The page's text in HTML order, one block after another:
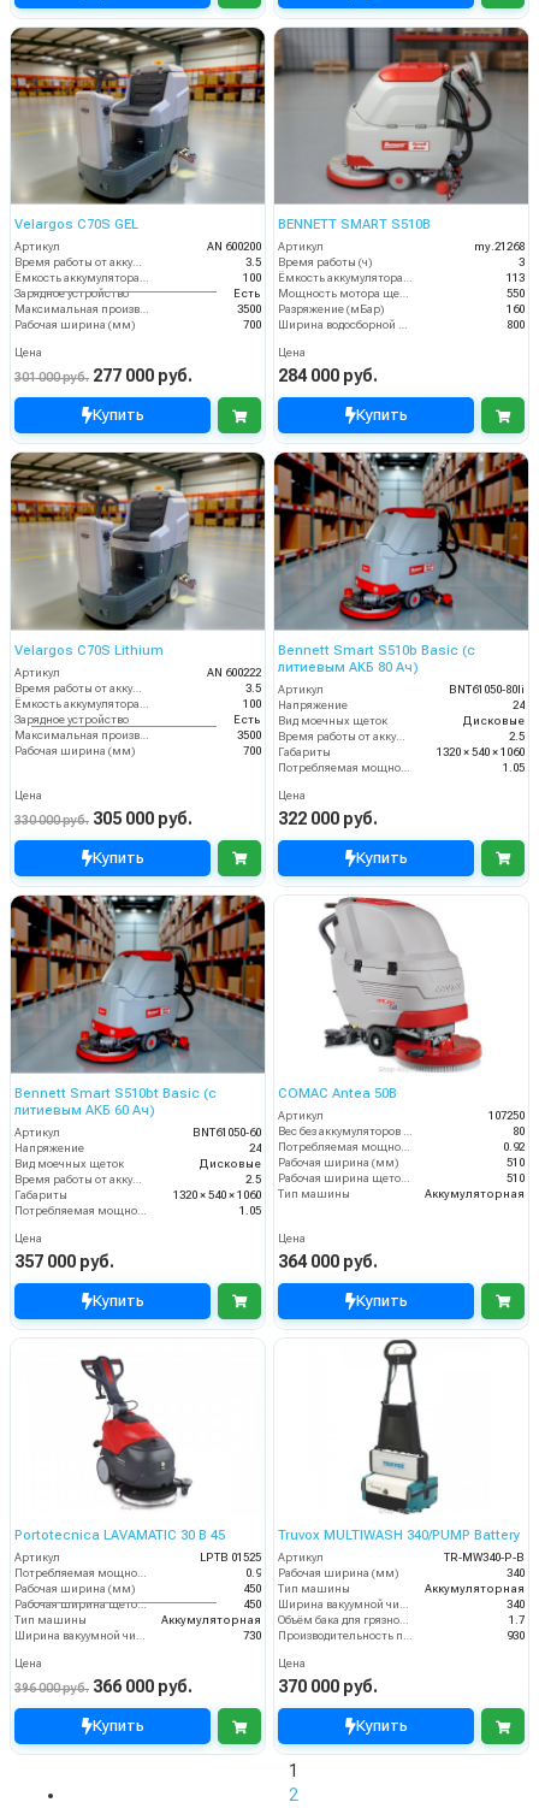
Velargos C70S GEL
Артикул
AN 600200
Время работы от аккумуляторов (ч)
3.5
Ёмкость аккумулятора (Ач)
100
Зарядное устройство
Есть
Максимальная производительность (кв.м/час)
3500
Рабочая ширина (мм)
700
Цена
301 000 руб. 277 000 руб.
Купить
BENNETT SMART S510B
Артикул
my.21268
Время работы (ч)
3
Ёмкость аккумулятора (Ач)
113
Мощность мотора щеток
550
Разряжение (мБар)
160
Ширина водосборной рейки
800
Цена
284 000 руб.
Купить
Velargos C70S Lithium
Артикул
AN 600222
Время работы от аккумуляторов (ч)
3.5
100
Зарядное устройство
Есть
3500
Рабочая ширина (мм)
700
Цена
330 000 руб. 305 000 руб.
Купить
Bennett Smart S510b Basic (с
литиевым АКБ 80 Ач)
Артикул
BNT61050-80li
Напряжение
24
Вид моечных щеток
Дисковые
Время работы от аккумуляторов (ч)
2.5
Габариты
1320 × 540 × 1060
1.05
Цена
322 000 руб.
Купить
Bennett Smart S510bt Basic (с
литиевым АКБ 60 Ач)
Артикул
BNT61050-60
Напряжение
24
Вид моечных щеток
Дисковые
Время работы от аккумуляторов (ч)
2.5
Габариты
1320 × 540 × 1060
1.05
Цена
357 000 руб.
Купить
COMAC Antea 50B
Артикул
107250
80
0.92
Рабочая ширина (мм)
510
510
Тип машины
Аккумуляторная
Цена
364 000 руб.
Купить
Portotecnica LAVAMATIC 30 B 45
Артикул
LPTB 01525
Потребляемая мощность (кВт)
0.9
Рабочая ширина (мм)
450
Рабочая ширина щеток (мм)
450
Тип машины
Аккумуляторная
Ширина вакуумной чистки (мм)
730
Цена
396 000 руб. 366 000 руб.
Купить
Truvox MULTIWASH 340/PUMP Battery
Артикул
TR-MW340-P-B
Рабочая ширина (мм)
340
Тип машины
Аккумуляторная
Ширина вакуумной чистки (мм)
340
Объём бака для грязной воды (пыли) (л)
1.7
Производительность по площади (м2/ч)
930
Цена
370 000 руб.
Купить
1
2